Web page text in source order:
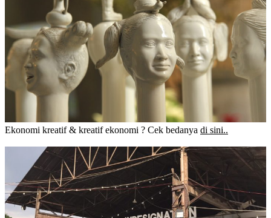
Ekonomi kreatif & kreatif ekonomi ? Cek bedanya di sini..